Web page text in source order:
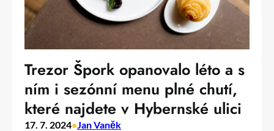
Trezor Špork opanovalo léto a s
ním i sezónní menu plné chutí,
které najdete v Hybernské ulici
17. 7. 2024• Jan Vaněk